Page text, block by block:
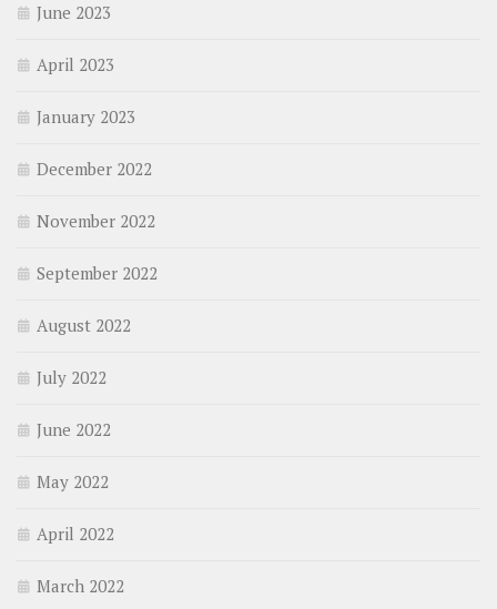
June 2023
April 2023
January 2023
December 2022
November 2022
September 2022
August 2022
July 2022
June 2022
May 2022
April 2022
March 2022